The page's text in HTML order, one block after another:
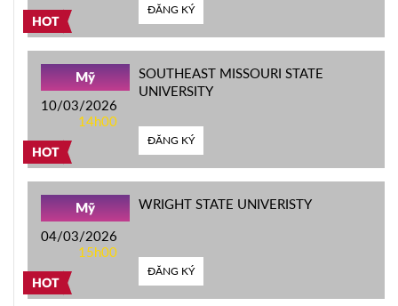
HOT
ĐĂNG KÝ
HOT
Mỹ
10/03/2026
14h00
SOUTHEAST MISSOURI STATE
UNIVERSITY
ĐĂNG KÝ
HOT
Mỹ
04/03/2026
15h00
WRIGHT STATE UNIVERISTY
ĐĂNG KÝ